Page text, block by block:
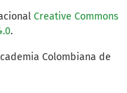
Creative Commons
.
Colombiana de